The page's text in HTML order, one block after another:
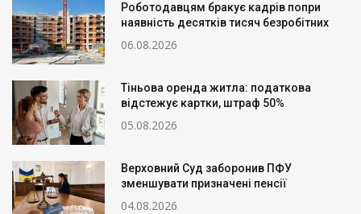
Роботодавцям бракує кадрів попри
наявність десятків тисяч безробітних
06.08.2026
Тіньова оренда житла: податкова
відстежує картки, штраф 50%
05.08.2026
Верховний Суд заборонив ПФУ
зменшувати призначені пенсії
04.08.2026